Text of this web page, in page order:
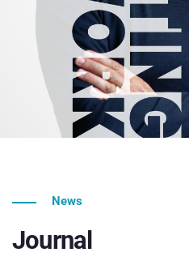
News
Journal